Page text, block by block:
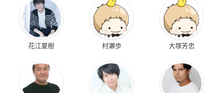
花江夏樹 村瀬歩 大塚芳忠